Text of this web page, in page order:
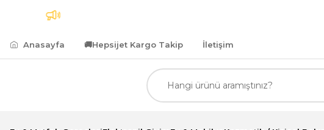
7.500,00 TL ve Üzeri Alımlarda Kredi Kartına Peşin
Anasayfa 🚚Hepsijet Kargo Takip İletişim